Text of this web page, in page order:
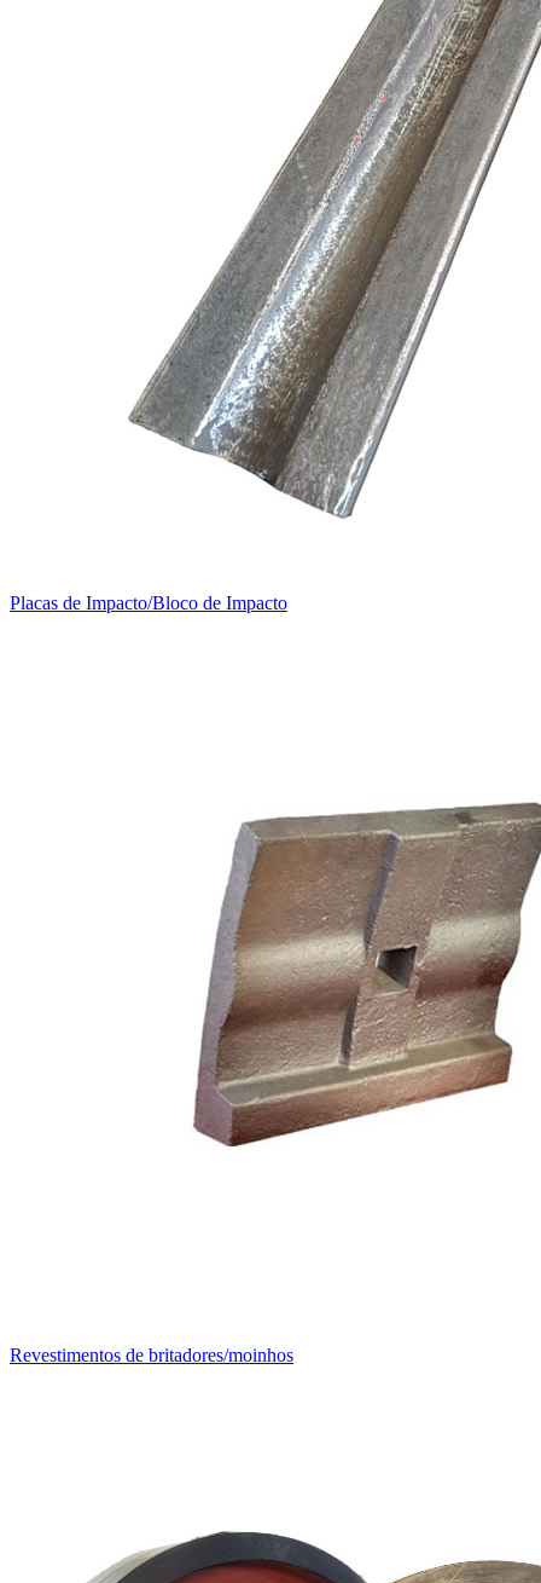
Placas de Impacto/Bloco de Impacto
Revestimentos de britadores/moinhos